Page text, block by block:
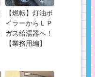
【燃転】灯油ボ
イラーからＬＰ
ガス給湯器へ！
【業務用編】